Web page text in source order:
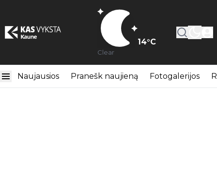
14°C
Clear
Naujausios Pranešk naujieną Fotogalerijos